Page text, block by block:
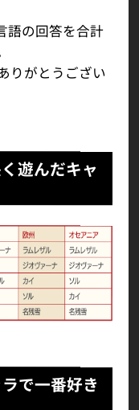
語の回答を合計
りがとうござい
遊んだキャ
で一番好き